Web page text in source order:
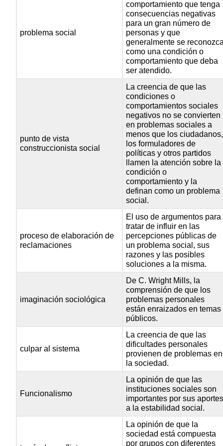
problema social
comportamiento que tenga
consecuencias negativas
para un gran número de
personas y que
generalmente se
como una condición o
comportamiento que deba
ser atendido.
punto de vista
construccionista social
La creencia de que las
condiciones o
comportamientos sociales
negativos no se convierten
en problemas sociales a
menos que los ciudadanos,
los formuladores de
políticas y otros partidos
llamen la atención sobre la
condición o
comportamiento y la
definan como un problema
social.
proceso de elaboración de
reclamaciones
El uso de argumentos para
tratar de influir en las
percepciones públicas de
un problema social, sus
razones y las posibles
soluciones a la misma.
imaginación sociológica
De C. Wright Mills, la
comprensión de que los
problemas personales
están enraizados en temas
públicos.
culpar al sistema
La creencia de que las
dificultades personales
provienen de problemas en
la sociedad.
Funcionalismo
La opinión de que las
instituciones sociales son
importantes por sus
a la estabilidad social.
La opinión de que la
sociedad está compuesta
por grupos con diferentes